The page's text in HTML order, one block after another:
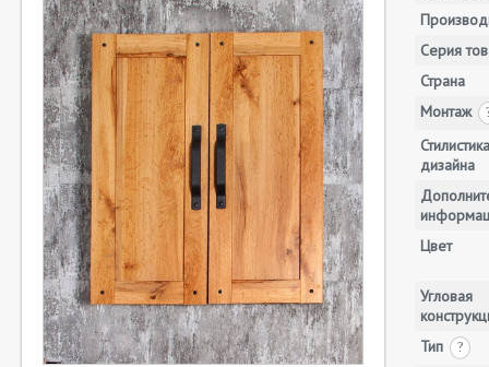
Серия
Страна
Монтаж
Стилистика
дизайна
Цвет
Угловая
Тип
?